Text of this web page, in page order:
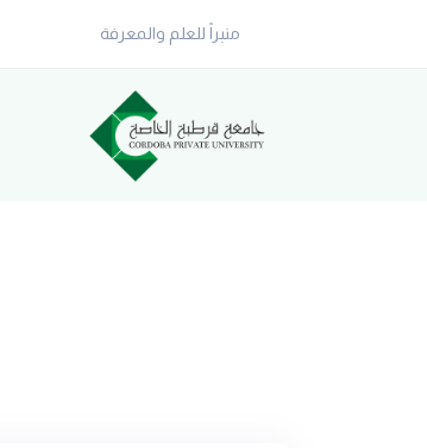
منبراً للعلم والمعرفة